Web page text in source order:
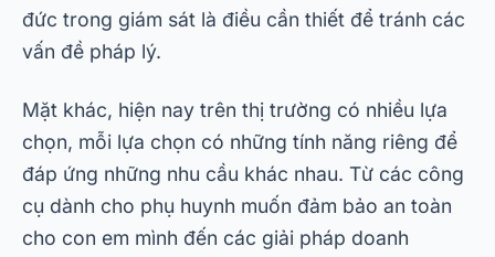
đức trong giám sát là điều cần thiết để tránh các
vấn đề pháp lý.
Mặt khác, hiện nay trên thị trường có nhiều lựa
chọn, mỗi lựa chọn có những tính năng riêng để
đáp ứng những nhu cầu khác nhau. Từ các công
cụ dành cho phụ huynh muốn đảm bảo an toàn
cho con em mình đến các giải pháp doanh